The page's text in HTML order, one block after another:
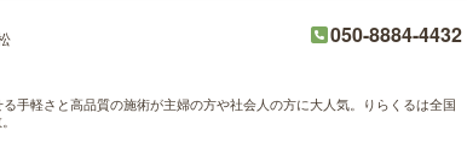
050-8884-4432
手軽さと高品質の施術が主婦の方や社会人の方に大人気。りらくるは全国